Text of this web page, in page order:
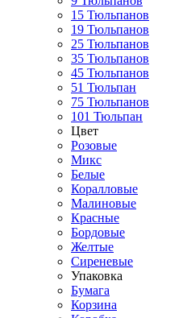
15 Тюльпанов
19 Тюльпанов
25 Тюльпанов
35 Тюльпанов
45 Тюльпанов
51 Тюльпан
75 Тюльпанов
101 Тюльпан
Цвет
Розовые
Микс
Белые
Коралловые
Малиновые
Красные
Бордовые
Желтые
Сиреневые
Упаковка
Бумага
Корзина